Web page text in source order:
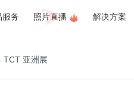
服务 照片直播 解决方案
TCT 亚洲展